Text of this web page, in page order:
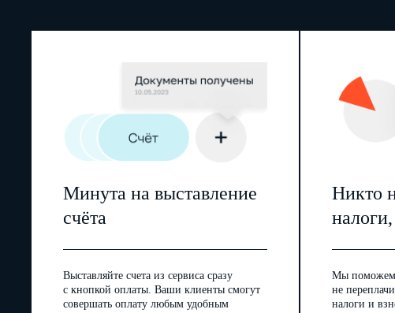
Минута на выставление
счёта
Выставляйте счета из сервиса сразу
с кнопкой оплаты. Ваши клиенты смогут
совершать оплату любым удобным
Никто
Мы
не
налоги и